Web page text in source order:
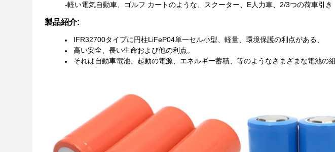
-軽い電気自動車、ゴルフ カートのような、スクーター、E人力車、2/3つの荷車引き
製品紹介:
IFR32700タイプに円柱LiFeP04単一セル小型、軽量、環境保護の利点がある、
高い安全、長い生命および他の利点。
それは自動車電池、起動の電源、エネルギー蓄積、等のようなさまざまな電池の